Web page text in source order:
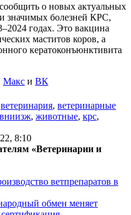
о новых актуальных
значимых болезней КРС,
годах. Это вакцина
маститов коров, а
кератоконъюнктивита
Макс и ВК
ветеринария, ветеринарные
вниизж, животные, крс,
8:10
«Ветеринарии и
ветпрепаратов в
обмен меняет